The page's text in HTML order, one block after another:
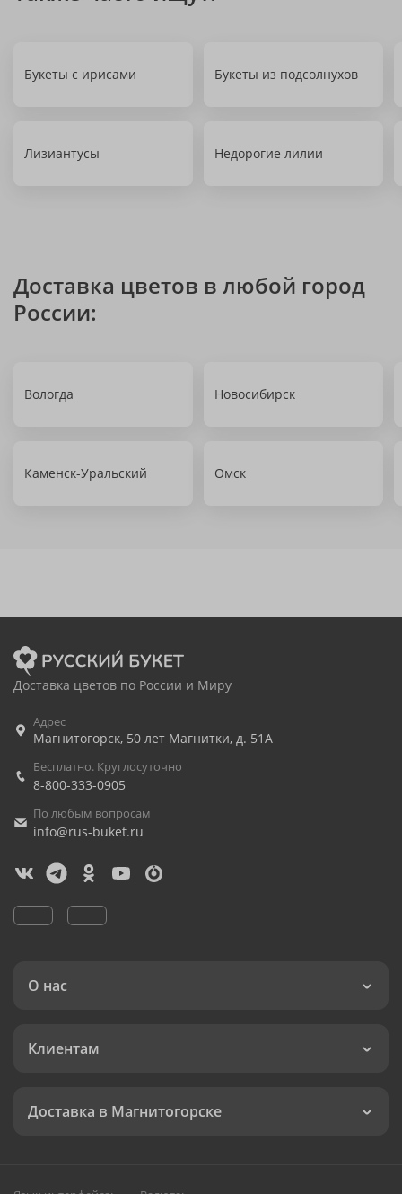
Букеты с ирисами Букеты из подсолнухов
Лизиантусы Недорогие лилии
Доставка цветов в любой город
России:
Вологда Новосибирск
Каменск-Уральский Омск
Доставка цветов по России и Миру
Адрес
Магнитогорск, 50 лет Магнитки, д. 51А
Бесплатно. Круглосуточно
8-800-333-0905
По любым вопросам
info@rus-buket.ru
О нас
Клиентам
Доставка в Магнитогорске